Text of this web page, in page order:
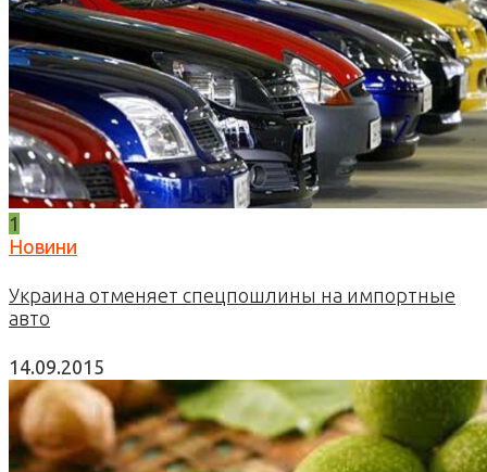
1
Новини
Украина отменяет спецпошлины на импортные
авто
14.09.2015